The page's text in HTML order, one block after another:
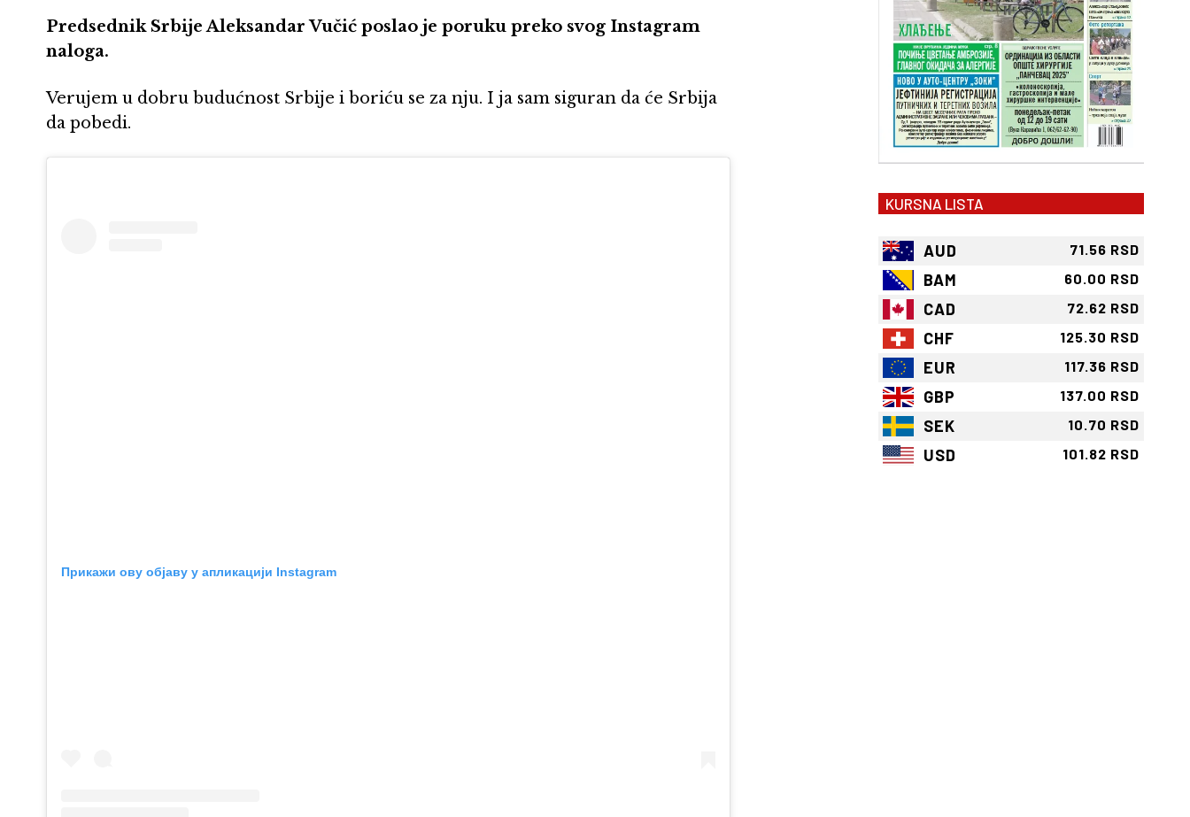
Predsednik Srbije Aleksandar Vučić poslao je poruku preko svog Instagram
naloga.
Verujem u dobru budućnost Srbije i boriću se za nju. I ja sam siguran da će Srbija
da pobedi.
Прикажи ову објаву у апликацији Instagram
KURSNA LISTA
AUD 71.56 RSD
BAM 60.00 RSD
CAD 72.62 RSD
CHF 125.30 RSD
EUR 117.36 RSD
GBP 137.00 RSD
SEK 10.70 RSD
USD 101.82 RSD